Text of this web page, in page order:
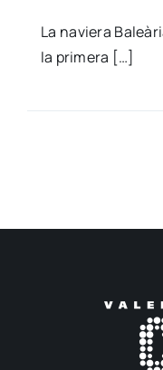
La navie­ra
la pri­me­ra […]